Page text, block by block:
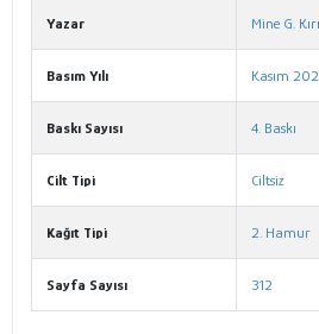
Yazar Mine G.
Basım Yılı Kasım
Baskı Sayısı 4. Baskı
Cilt Tipi Ciltsiz
Kağıt Tipi 2. Hamur
Sayfa Sayısı 312